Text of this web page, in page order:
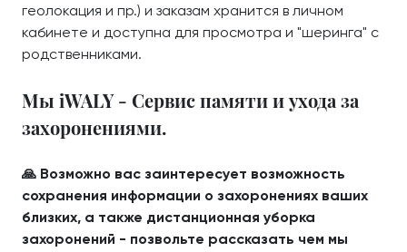
геолокация и пр.) и заказам хранится в личном
кабинете и доступна для просмотра и "шеринга" с
родственниками.
Мы iWALY - Сервис памяти и ухода за
захоронениями.
🙏 Возможно вас заинтересует возможность
сохранения информации о захоронениях ваших
близких, а также дистанционная уборка
захоронений - позвольте рассказать чем мы